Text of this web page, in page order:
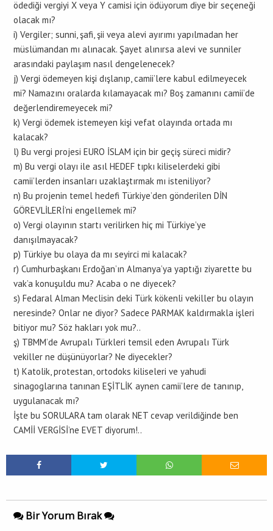
ödediği vergiyi X veya Y camisi için ödüyorum diye bir seçeneği
olacak mı?
i) Vergiler; sunni, şafi, şii veya alevi ayırımı yapılmadan her
müslümandan mı alınacak. Şayet alınırsa alevi ve sunniler
arasındaki paylaşım nasıl dengelenecek?
j) Vergi ödemeyen kişi dışlanıp, camii’lere kabul edilmeyecek
mi? Namazını oralarda kılamayacak mı? Boş zamanını camii’de
değerlendiremeyecek mi?
k) Vergi ödemek istemeyen kişi vefat olayında ortada mı
kalacak?
l) Bu vergi projesi EURO İSLAM için bir geçiş süreci midir?
m) Bu vergi olayı ile asıl HEDEF tıpkı kiliselerdeki gibi
camii’lerden insanları uzaklaştırmak mı isteniliyor?
n) Bu projenin temel hedefi Türkiye’den gönderilen DİN
GÖREVLİLERİ’ni engellemek mi?
o) Vergi olayının startı verilirken hiç mi Türkiye’ye
danışılmayacak?
p) Türkiye bu olaya da mı seyirci mi kalacak?
r) Cumhurbaşkanı Erdoğan’ın Almanya’ya yaptığı ziyarette bu
vak’a konuşuldu mu? Acaba o ne diyecek?
s) Fedaral Alman Meclisin deki Türk kökenli vekiller bu olayın
neresinde? Onlar ne diyor? Sadece PARMAK kaldırmakla işleri
bitiyor mu? Söz hakları yok mu?..
ş) TBMM’de Avrupalı Türkleri temsil eden Avrupalı Türk
vekiller ne düşünüyorlar? Ne diyecekler?
t) Katolik, protestan, ortodoks kiliseleri ve yahudi
sinagoglarına tanınan EŞİTLİK aynen camii’lere de tanınıp,
uygulanacak mı?
İşte bu SORULARA tam olarak NET cevap verildiğinde ben
CAMİİ VERGİSİ’ne EVET diyorum!..
Bir Yorum Bırak